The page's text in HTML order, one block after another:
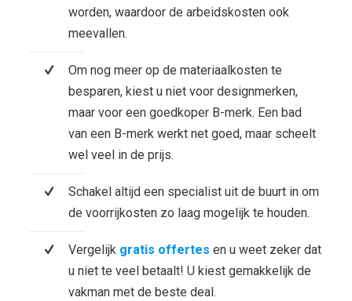
worden, waardoor de arbeidskosten ook
meevallen.
Om nog meer op de materiaalkosten te
besparen, kiest u niet voor designmerken,
maar voor een goedkoper B-merk. Een bad
van een B-merk werkt net goed, maar scheelt
wel veel in de prijs.
Schakel altijd een specialist uit de buurt in om
de voorrijkosten zo laag mogelijk te houden.
Vergelijk gratis offertes en u weet zeker dat
u niet te veel betaalt! U kiest gemakkelijk de
vakman met de beste deal.